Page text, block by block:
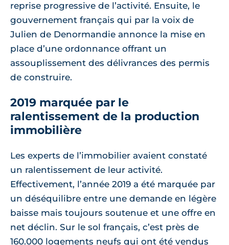
reprise progressive de l’activité. Ensuite, le
gouvernement français qui par la voix de
Julien de Denormandie annonce la mise en
place d’une ordonnance offrant un
assouplissement des délivrances des permis
de construire.
2019 marquée par le
ralentissement de la production
immobilière
Les experts de l’immobilier avaient constaté
un ralentissement de leur activité.
Effectivement, l’année 2019 a été marquée par
un déséquilibre entre une demande en légère
baisse mais toujours soutenue et une offre en
net déclin. Sur le sol français, c’est près de
160.000 logements neufs qui ont été vendus